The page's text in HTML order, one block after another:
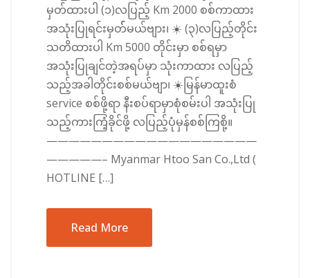
မှတ်ထားပါ (၁)လပြည့် Km 2000 စစ်ကာထား
အသုံးပြုရင်းမှတ််မယ်ဗျား၊ ☀️ (၃)လပြည့်တိုင်း
သတိထားပါ Km 5000 တိုင်းမှာ စစ်ရမှာ
အသုံးပြုချင်တဲ့အရပ်မှာ သုံးကာထား လပြည့်
သည့်အခါတိုင်းစစ်မယ်ဗျာ၊ ☀️မြန်မာထူးစံ
service စစ်ဖို့ရာ နီးစပ်ရာမှာစုံစမ်းပါ အသုံးပြု
သည့်ကားကြံ့ခိုင်ဖို့ လပြည့်ပုံမှန်စစ်ကြစို့။
———————————————————
—————– Myanmar Htoo San Co.,Ltd (
HOTLINE […]
Read More